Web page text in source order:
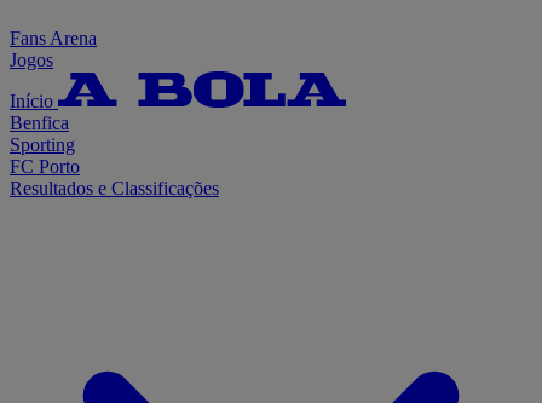
Fans Arena
Jogos
Início
Benfica
Sporting
FC Porto
Resultados e Classificações